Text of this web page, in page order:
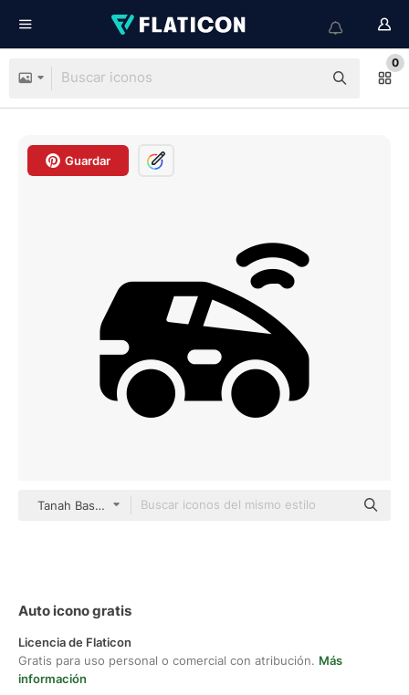
0
Guardar
Tanah Basah black fill
Auto icono gratis
Licencia de Flaticon
Gratis para uso personal o comercial con atribución. Más
información